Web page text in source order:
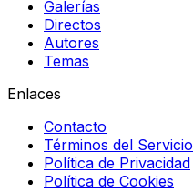
Galerías
Directos
Autores
Temas
Enlaces
Contacto
Términos del Servicio
Política de Privacidad
Política de Cookies